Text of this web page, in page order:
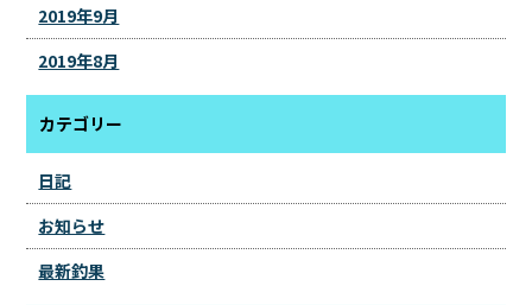
2019年9月
2019年8月
カテゴリー
日記
お知らせ
最新釣果